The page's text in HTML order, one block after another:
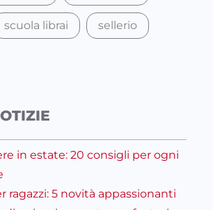
scuola librai sellerio
in estate: 20 consigli per ogni
ragazzi: 5 novità appassionanti